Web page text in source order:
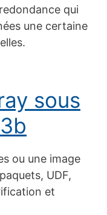
qui
une certaine
sous
ou une image
UDF,
et